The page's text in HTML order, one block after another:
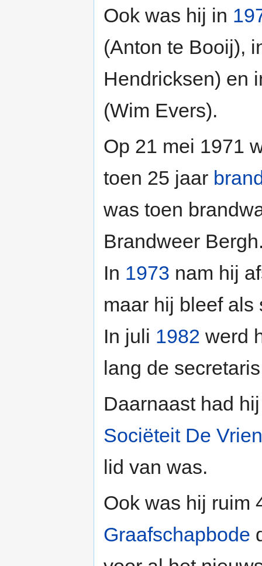
Ook was hij in
(Anton te Booij),
Hendricksen) en
(Wim Evers).
Op 21 mei 1971
toen 25 jaar
was toen
Brandweer
In 1973 nam hij
maar hij bleef als
In juli 1982 werd
lang de
Daarnaast had
Sociëteit De
lid van was.
Ook was hij ruim
Graafschapbode